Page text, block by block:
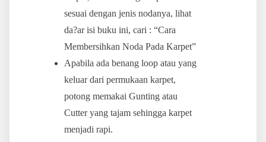
sesuai dengan jenis nodanya, lihat
da?ar isi buku ini, cari : “Cara
Membersihkan Noda Pada Karpet”
Apabila ada benang loop atau yang
keluar dari permukaan karpet,
potong memakai Gunting atau
Cutter yang tajam sehingga karpet
menjadi rapi.